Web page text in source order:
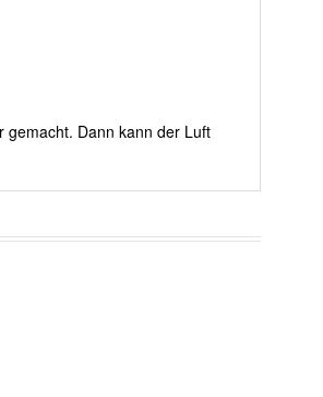
gemacht. Dann kann der Luft